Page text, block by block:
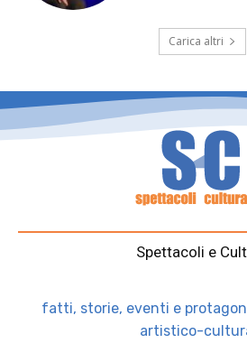
Carica altri
Spettacoli e
fatti, storie, eventi e
artistico-